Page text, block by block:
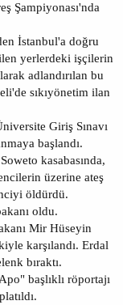
Şampiyonası'nda
İstanbul'a doğru
yerlerdeki işçilerin
adlandırılan bu
sıkıyönetim ilan
Giriş Sınavı
başlandı.
kasabasında,
üzerine ateş
öldürdü.
oldu.
Mir Hüseyin
karşılandı. Erdal
bıraktı.
başlıklı röportajı